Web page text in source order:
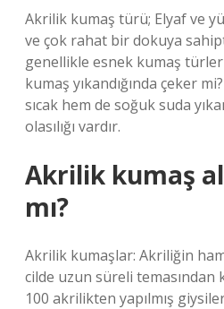
Akrilik kumaş türü; Elyaf ve
ve çok rahat bir dokuya
genellikle esnek kumaş
kumaş yıkandığında çeker
sıcak hem de soğuk suda
olasılığı vardır.
Akrilik kumaş
mı?
Akrilik kumaşlar: Akriliğin
cilde uzun süreli temasından
100 akrilikten yapılmış